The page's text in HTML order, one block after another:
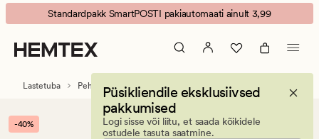
Bunny
pehme
mänguasi
roosa
Animated
banner.
Press
ESCAPE
Standardpakk SmartPOSTI pakiautomaati ainult 3,99
Püsikliendile eksklusiivsed
pakkumised
Logi sisse või liitu, et saada kõikidele
ostudele tasuta saatmine.
Lastetuba Pehmed mänguasjad ja kaisutekid
-40%